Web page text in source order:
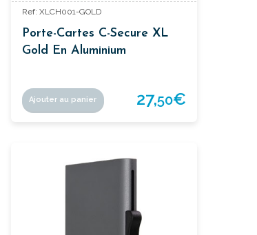
Ref: XLCH001-GOLD
Porte-Cartes C-Secure XL
Gold En Aluminium
Ajouter au panier 27,50€